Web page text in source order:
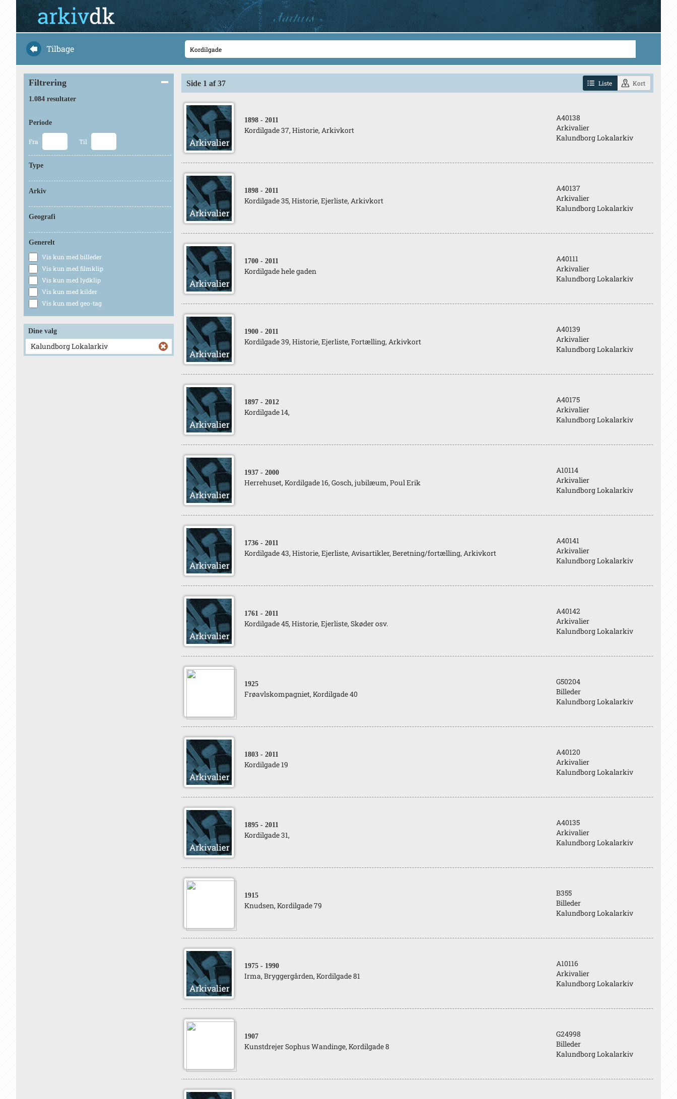
Tilbage
Filtrering
1.084 resultater
Periode
Fra Til
Type
Arkiv
Geografi
Generelt
Vis kun med billeder
Vis kun med filmklip
Vis kun med lydklip
Vis kun med kilder
Vis kun med geo-tag
Dine valg
Kalundborg Lokalarkiv
Side 1 af 37 Liste Kort
1898 - 2011
Kordilgade 37, Historie, Arkivkort
A40138
Arkivalier
Kalundborg Lokalarkiv
1898 - 2011
Kordilgade 35, Historie, Ejerliste, Arkivkort
A40137
Arkivalier
Kalundborg Lokalarkiv
1700 - 2011
Kordilgade hele gaden
A40111
Arkivalier
Kalundborg Lokalarkiv
1900 - 2011
Kordilgade 39, Historie, Ejerliste, Fortælling, Arkivkort
A40139
Arkivalier
Kalundborg Lokalarkiv
1897 - 2012
Kordilgade 14,
A40175
Arkivalier
Kalundborg Lokalarkiv
1937 - 2000
Herrehuset, Kordilgade 16, Gosch, jubilæum, Poul Erik
A10114
Arkivalier
Kalundborg Lokalarkiv
1736 - 2011
Kordilgade 43, Historie, Ejerliste, Avisartikler, Beretning/fortælling, Arkivkort
A40141
Arkivalier
Kalundborg Lokalarkiv
1761 - 2011
Kordilgade 45, Historie, Ejerliste, Skøder osv.
A40142
Arkivalier
Kalundborg Lokalarkiv
1925
Frøavlskompagniet, Kordilgade 40
G50204
Billeder
Kalundborg Lokalarkiv
1803 - 2011
Kordilgade 19
A40120
Arkivalier
Kalundborg Lokalarkiv
1895 - 2011
Kordilgade 31,
A40135
Arkivalier
Kalundborg Lokalarkiv
1915
Knudsen, Kordilgade 79
B355
Billeder
Kalundborg Lokalarkiv
1975 - 1990
Irma, Bryggergården, Kordilgade 81
A10116
Arkivalier
Kalundborg Lokalarkiv
1907
Kunstdrejer Sophus Wandinge, Kordilgade 8
G24998
Billeder
Kalundborg Lokalarkiv